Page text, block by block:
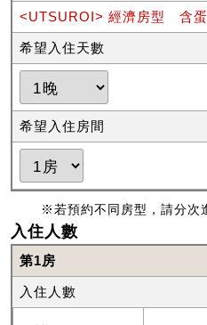
<UTSUROI> 經濟房型 含
希望入住天數
希望入住房間
※若預約不同房型，請分次
入住人數
第1房
入住人數